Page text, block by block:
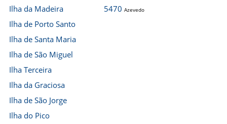
Ilha da Madeira
Ilha de Porto Santo
Ilha de Santa Maria
Ilha de São Miguel
Ilha Terceira
Ilha da Graciosa
Ilha de São Jorge
Ilha do Pico
5470 Azevedo